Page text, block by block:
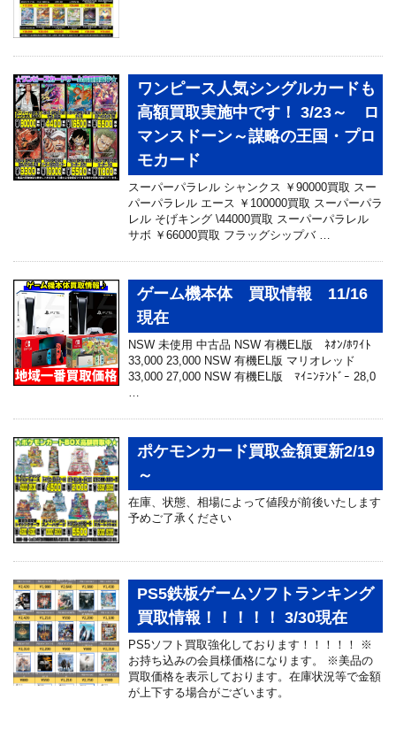
ワンピース人気シングルカードも
高額買取実施中です！ 3/23～ ロ
マンスドーン～謀略の王国・プロ
モカード
スーパーパラレル シャンクス ￥90000買取 スー
パーパラレル エース ￥100000買取 スーパーパラ
レル そげキング \44000買取 スーパーパラレル
サボ ￥66000買取 フラッグシップバ …
ゲーム機本体 買取情報 11/16
現在
NSW 未使用 中古品 NSW 有機EL版 ﾈｵﾝ/ﾎﾜｲﾄ
33,000 23,000 NSW 有機EL版 マリオレッド
33,000 27,000 NSW 有機EL版 ﾏｲﾆﾝﾃﾝﾄﾞｰ 28,0
…
ポケモンカード買取金額更新2/19
～
在庫、状態、相場によって値段が前後いたします
予めご了承ください
PS5鉄板ゲームソフトランキング
買取情報！！！！！ 3/30現在
PS5ソフト買取強化しております！！！！！ ※
お持ち込みの会員様価格になります。 ※美品の
買取価格を表示しております。在庫状況等で金額
が上下する場合がございます。